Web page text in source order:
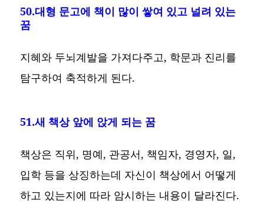
50.대형 문고에 책이 많이 쌓여 있고 널려 있는
꿈
지혜와 두뇌계발을 가져다주고, 학문과 진리를
탐구하여 축적하게 된다.
51.새 책상 앞에 앉게 되는 꿈
책상은 직위, 명예, 관공서, 책임자, 경영자, 일,
입학 등을 상징하는데 자신이 책상에서 어떻게
하고 있는지에 따라 암시하는 내용이 달라진다.